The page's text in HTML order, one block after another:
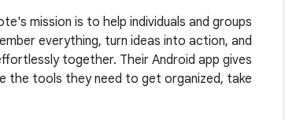
mission is to help individuals and groups
everything, turn ideas into action, and
together. Their Android app gives
the tools they need to get organized, take